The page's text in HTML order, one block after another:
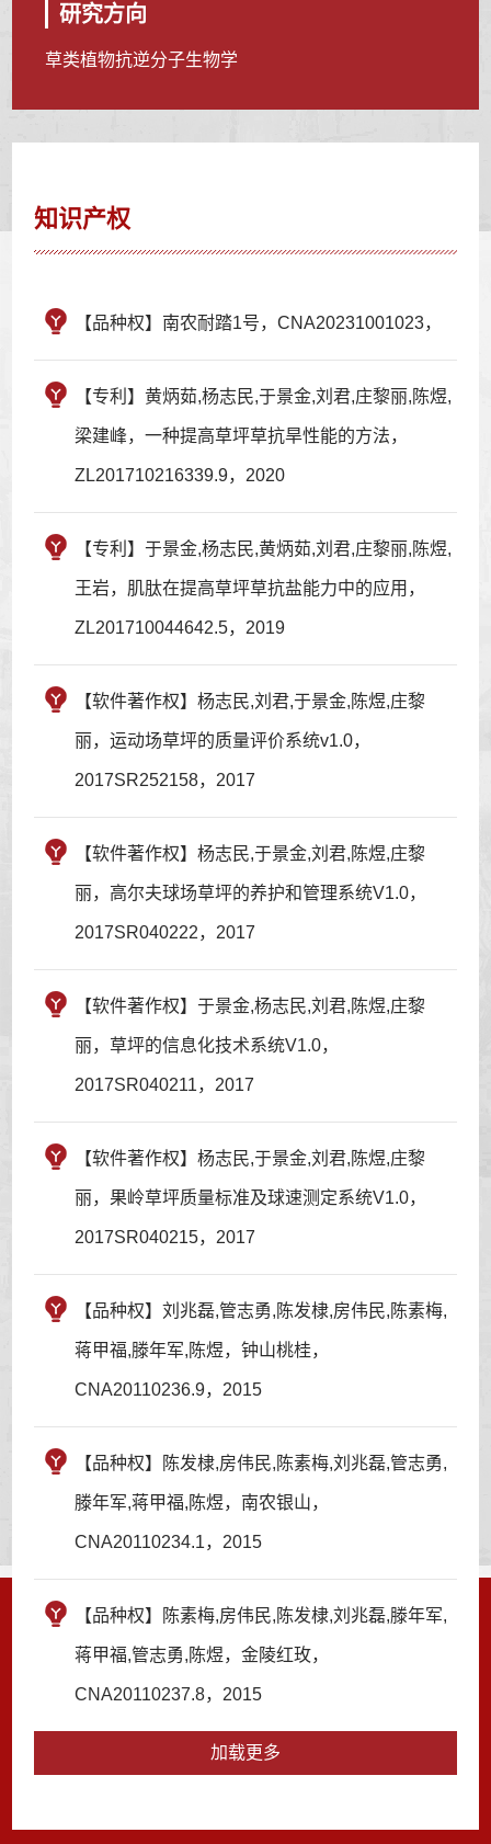
研究方向
草类植物抗逆分子生物学
知识产权
【品种权】南农耐踏1号，CNA20231001023，
【专利】黄炳茹,杨志民,于景金,刘君,庄黎丽,陈煜,
梁建峰，一种提高草坪草抗旱性能的方法，
ZL201710216339.9，2020
【专利】于景金,杨志民,黄炳茹,刘君,庄黎丽,陈煜,
王岩，肌肽在提高草坪草抗盐能力中的应用，
ZL201710044642.5，2019
【软件著作权】杨志民,刘君,于景金,陈煜,庄黎
丽，运动场草坪的质量评价系统v1.0，
2017SR252158，2017
【软件著作权】杨志民,于景金,刘君,陈煜,庄黎
丽，高尔夫球场草坪的养护和管理系统V1.0，
2017SR040222，2017
【软件著作权】于景金,杨志民,刘君,陈煜,庄黎
丽，草坪的信息化技术系统V1.0，
2017SR040211，2017
【软件著作权】杨志民,于景金,刘君,陈煜,庄黎
丽，果岭草坪质量标准及球速测定系统V1.0，
2017SR040215，2017
【品种权】刘兆磊,管志勇,陈发棣,房伟民,陈素梅,
蒋甲福,滕年军,陈煜，钟山桃桂，
CNA20110236.9，2015
【品种权】陈发棣,房伟民,陈素梅,刘兆磊,管志勇,
滕年军,蒋甲福,陈煜，南农银山，
CNA20110234.1，2015
【品种权】陈素梅,房伟民,陈发棣,刘兆磊,滕年军,
蒋甲福,管志勇,陈煜，金陵红玫，
CNA20110237.8，2015
加载更多